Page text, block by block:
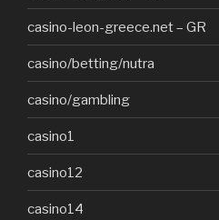
casino-leon-greece.net – GR
casino/betting/nutra
casino/gambling
casino1
casino12
casino14